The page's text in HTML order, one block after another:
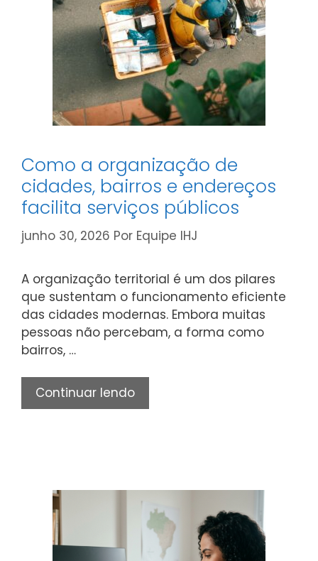
Como a organização de
cidades, bairros e endereços
facilita serviços públicos
junho 30, 2026 Por Equipe IHJ
A organização territorial é um dos pilares
que sustentam o funcionamento eficiente
das cidades modernas. Embora muitas
pessoas não percebam, a forma como
bairros, …
Continuar lendoComo
a
e
endereços
facilita
serviços